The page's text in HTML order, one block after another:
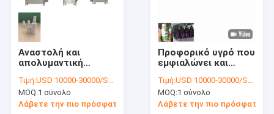
Αναστολή και
απολυμαντική
γεμίζοντας γραμμή
μηχανών κάλυψης
και μαρκαρίσματος
Τιμή:USD 10000-30000/SET
MOQ:1 σύνολο
Λάβετε την πιο πρόσφατη τιμή
Προφορικό υγρό που
εμφιαλώνει και
μπουκαλιών γυαλιού
μηχανών 0.6-0.8Mpa
μαρκαρίσματος
Τιμή:USD 10000-30000/SET
MOQ:1 σύνολο
Λάβετε την πιο πρόσφατη